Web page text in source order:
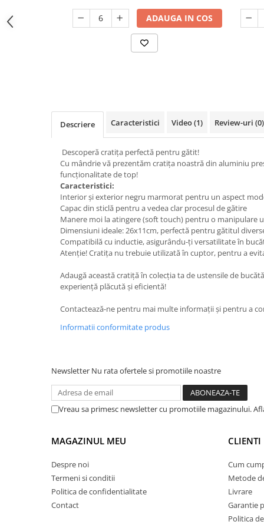
Paie si decoratiuni cocktail
Pensule, spatule si teluri bucatarie
Prese si storcatoare manuale
Razatori si accesorii
Scurgator vase
Servicii de masa
Seturi ustensile pentru bucatarie
Site bucatarie
Suport tacamuri
Suporturi si servetele
Taietoare manuale
Tigai si seturi
Tirbusoane si dopuri
Tocatoare de bucatarie
Vaze si boluri decorative
Vesela unica folosinta
Organizare si depozitare
Solutii anticalcar
Solutii curatat geamuri
Solutii desfundat tevi
Solutii dezinfectante
Solutii intretinere textile
Solutii suprafete baie
Solutii suprafete bucatarie
Spalare si intretinere rufe
Suporturi si accesorii de baie
ADAUGA IN COS
Descriere Caracteristici Video(1) Review-uri (0)
Descoperă cratița perfectă pentru gătit!
Cu mândrie vă prezentăm cratița noastră din aluminiu
funcționalitate de top!
Caracteristici:
Interior și exterior negru marmorat pentru un aspect
Capac din sticlă pentru a vedea clar procesul de gătire
Manere moi la atingere (soft touch) pentru o manipulare
Dimensiuni ideale: 26x11cm, perfectă pentru gătitul
Compatibilă cu inductie, asigurându-ți versatilitate în
Atenție! Cratița nu trebuie utilizată în cuptor, pentru a
Adaugă această cratiță în colecția ta de ustensile de
experiență plăcută și eficientă!
Contactează-ne pentru mai multe informații și pentru a
Informatii conformitate produs
Newsletter Nu rata ofertele si promotiile noastre
Vreau sa primesc newsletter cu promotiile magazinului.
MAGAZINUL MEU
Despre noi
Termeni si conditii
Politica de confidentialitate
Contact
CLIENTI
Cum
Metode
Livrare
Garantie
Politica